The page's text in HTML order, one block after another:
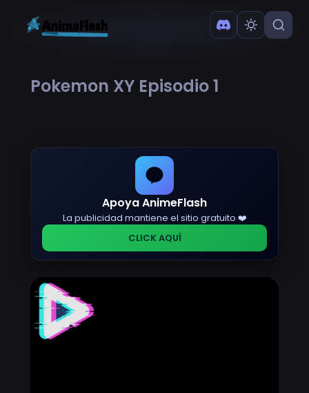
Pokemon XY Episodio 1
Apoya AnimeFlash
La publicidad mantiene el sitio gratuito ❤️
CLICK AQUÍ